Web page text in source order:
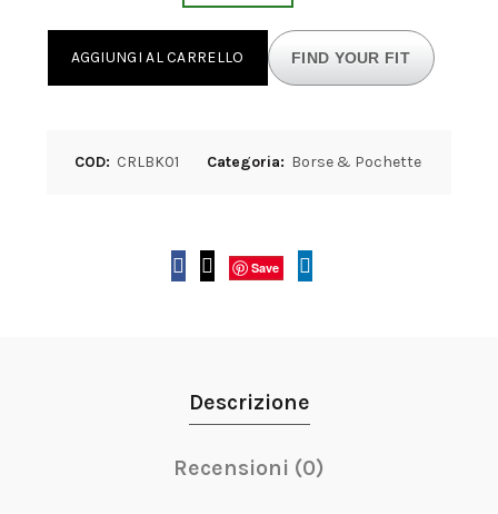
AGGIUNGI AL CARRELLO FIND YOUR FIT
COD: CRLBK01 Categoria: Borse & Pochette
Save
Descrizione
Recensioni (0)